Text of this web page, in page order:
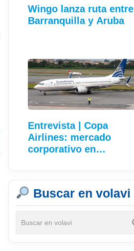
Wingo lanza ruta entre
Barranquilla y Aruba
Entrevista | Copa
Airlines: mercado
corporativo en…
Buscar en volavi